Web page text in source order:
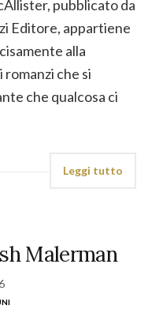
pubblicato da
Editore, appartiene
alla
romanzi che si
che qualcosa ci
Leggi tutto
Malerman